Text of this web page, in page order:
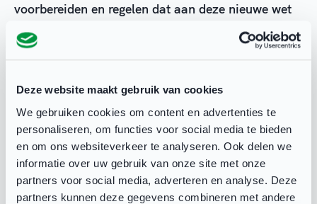
Deze website maakt gebruik van cookies
We gebruiken cookies om content en advertenties te
personaliseren, om functies voor social media te bieden
en om ons websiteverkeer te analyseren. Ook delen we
informatie over uw gebruik van onze site met onze
partners voor social media, adverteren en analyse. Deze
partners kunnen deze gegevens combineren met andere
voorbereiden en regelen dat aan deze nieuwe wet
voldaan wordt.
Hoe je dat kunt doen, daarvoor
vind je hieronder een aantal hulpmiddelen.Lees
Deel deze pagina